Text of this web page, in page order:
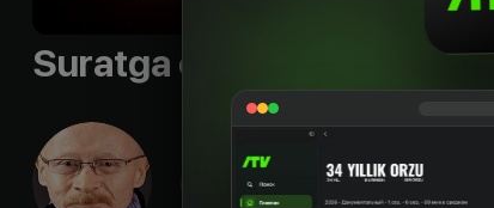
Suratga olish guruhi